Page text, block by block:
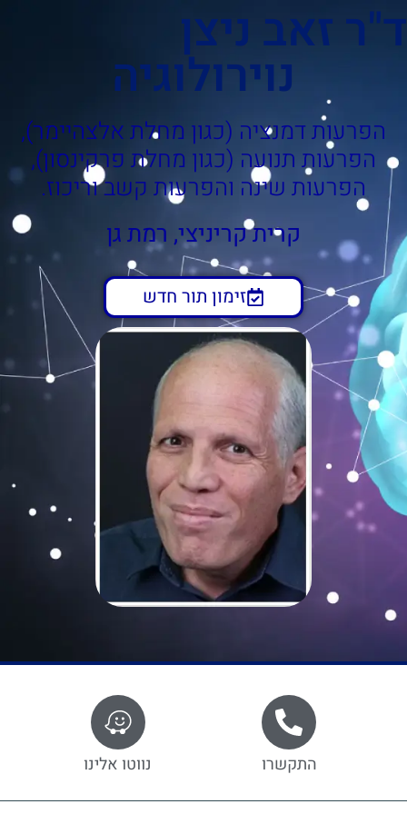
ד"ר זאב ניצן
נוירולוגיה
הפרעות דמנציה (כגון מחלת אלצהיימר),
הפרעות תנועה (כגון מחלת פרקינסון),
הפרעות שינה והפרעות קשב וריכוז.
קרית קריניצי, רמת גן
זימון תור חדש
התקשרו נווטו אלינו